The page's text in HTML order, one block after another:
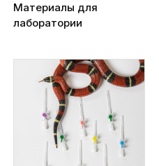
Материалы для
лаборатории